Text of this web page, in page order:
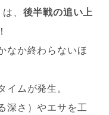
、 後半戦の追い上
なか終わらないほ
イムが発生。
深さ）やエサを工